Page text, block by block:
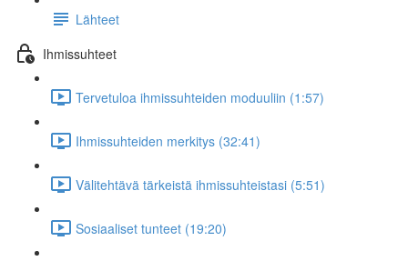
Lähteet
Ihmissuhteet
Tervetuloa ihmissuhteiden moduuliin (1:57)
Ihmissuhteiden merkitys (32:41)
Välitehtävä tärkeistä ihmissuhteistasi (5:51)
Sosiaaliset tunteet (19:20)